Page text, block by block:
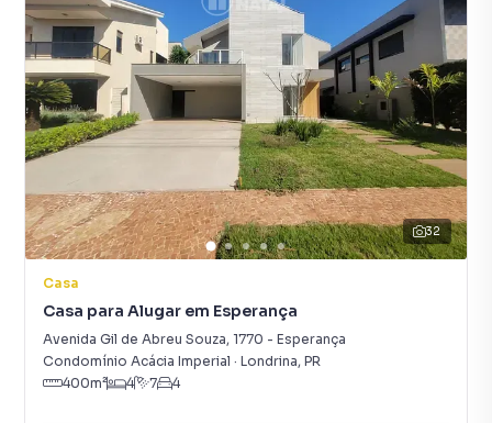
32
Casa
Casa para Alugar em Esperança
Avenida Gil de Abreu Souza, 1770 - Esperança
Condomínio Acácia Imperial · Londrina, PR
400m² 4 7 4